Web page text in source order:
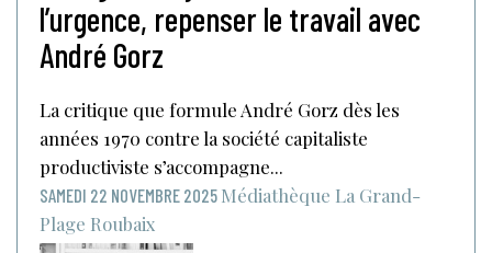
l’urgence, repenser le travail avec
André Gorz
La critique que formule André Gorz dès les
années 1970 contre la société capitaliste
productiviste s’accompagne...
SAMEDI 22 NOVEMBRE 2025 Médiathèque La Grand-
Plage Roubaix